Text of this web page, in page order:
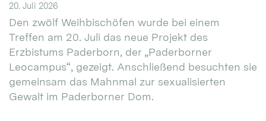
20. Juli 2026
Den zwölf Weihbischöfen wurde bei einem
Treffen am 20. Juli das neue Projekt des
Erzbistums Paderborn, der „Paderborner
Leocampus“, gezeigt. Anschließend besuchten sie
gemeinsam das Mahnmal zur sexualisierten
Gewalt im Paderborner Dom.